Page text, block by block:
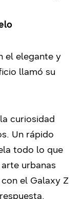
el elegante y
llamó su
curiosidad
Un rápido
todo lo que
urbanas
el Galaxy Z